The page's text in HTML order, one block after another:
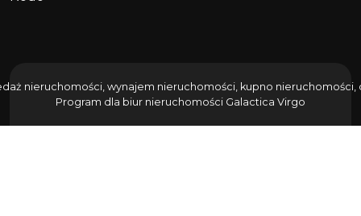
nieruchomości, wynajem nieruchomości, kupno nieruchomości,
Program dla biur nieruchomości Galactica Virgo